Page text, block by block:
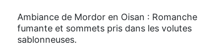
Ambiance de Mordor en Oisan : Romanche
fumante et sommets pris dans les volutes
sablonneuses.